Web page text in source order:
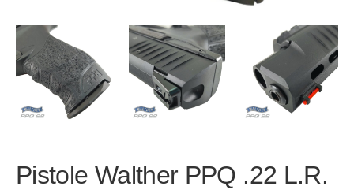
Pistole Walther PPQ .22 L.R.